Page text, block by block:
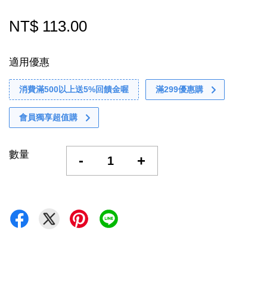
NT$ 113.00
適用優惠
消費滿500以上送5%回饋金喔 滿299優惠購
會員獨享超值購
數量 - +